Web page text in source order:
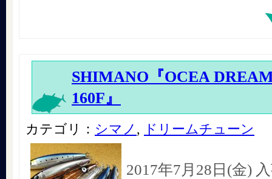
SHIMANO『OCEA
160F』
カテゴリ： シマノ , ドリームチューン
2017年7月28日(金)